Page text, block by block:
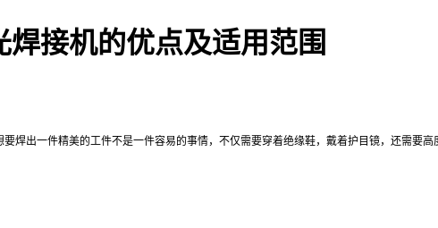
接机的优点及适用范围
焊出一件精美的工件不是一件容易的事情，不仅需要穿着绝缘鞋，戴着护目镜，还需要